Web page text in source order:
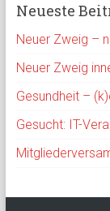
Neueste
Neuer Zweig –
Neuer Zweig
Gesundheit –
Gesucht: IT-